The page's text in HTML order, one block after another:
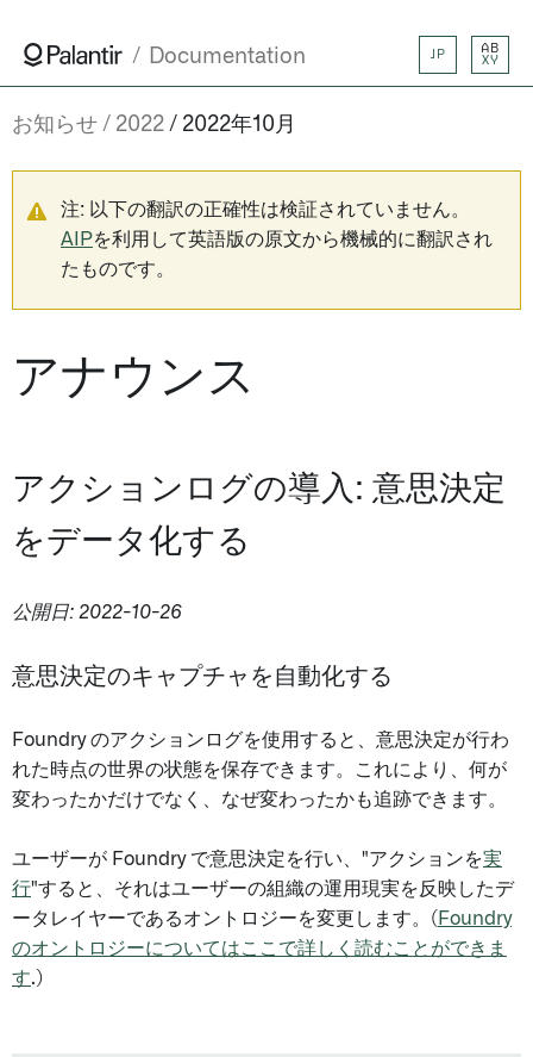
Documentation JP
AB
XY
お知らせ 2022 2022年10月
注: 以下の翻訳の正確性は検証されていません。
AIPを利用して英語版の原文から機械的に翻訳され
たものです。
アナウンス
アクションログの導入: 意思決定
をデータ化する
公開日: 2022-10-26
意思決定のキャプチャを自動化する
Foundry のアクションログを使用すると、意思決定が行わ
れた時点の世界の状態を保存できます。これにより、何が
変わったかだけでなく、なぜ変わったかも追跡できます。
ユーザーが Foundry で意思決定を行い、"アクションを実
行"すると、それはユーザーの組織の運用現実を反映したデ
ータレイヤーであるオントロジーを変更します。( Foundry
のオントロジーについてはここで詳しく読むことができま
す.)